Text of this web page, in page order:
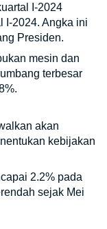
I-2024
I-2024. Angka ini
Presiden.
mesin dan
terbesar
akan
kebijakan
2.2% pada
sejak Mei